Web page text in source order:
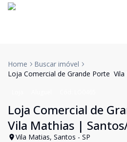
Home
Buscar imóvel
Loja Comercial de Grande Porte 
Loja Comercial de
Vila Mathias |
Vila Matias, Santos - SP